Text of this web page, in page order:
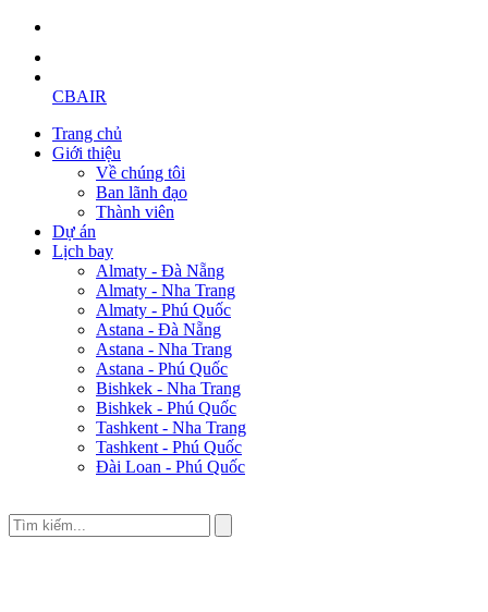
CBAIR
Trang chủ
Giới thiệu
Về chúng tôi
Ban lãnh đạo
Thành viên
Dự án
Lịch bay
Almaty - Đà Nẵng
Almaty - Nha Trang
Almaty - Phú Quốc
Astana - Đà Nẵng
Astana - Nha Trang
Astana - Phú Quốc
Bishkek - Nha Trang
Bishkek - Phú Quốc
Tashkent - Nha Trang
Tashkent - Phú Quốc
Đài Loan - Phú Quốc